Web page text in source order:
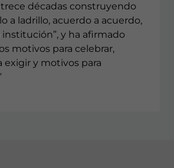
décadas construyendo
a ladrillo, acuerdo a acuerdo,
y ha afirmado
motivos para celebrar,
exigir y motivos para